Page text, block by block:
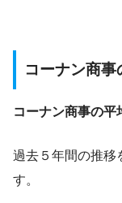
コーナン商事
コーナン商事の平
過去５年間の推移
す。